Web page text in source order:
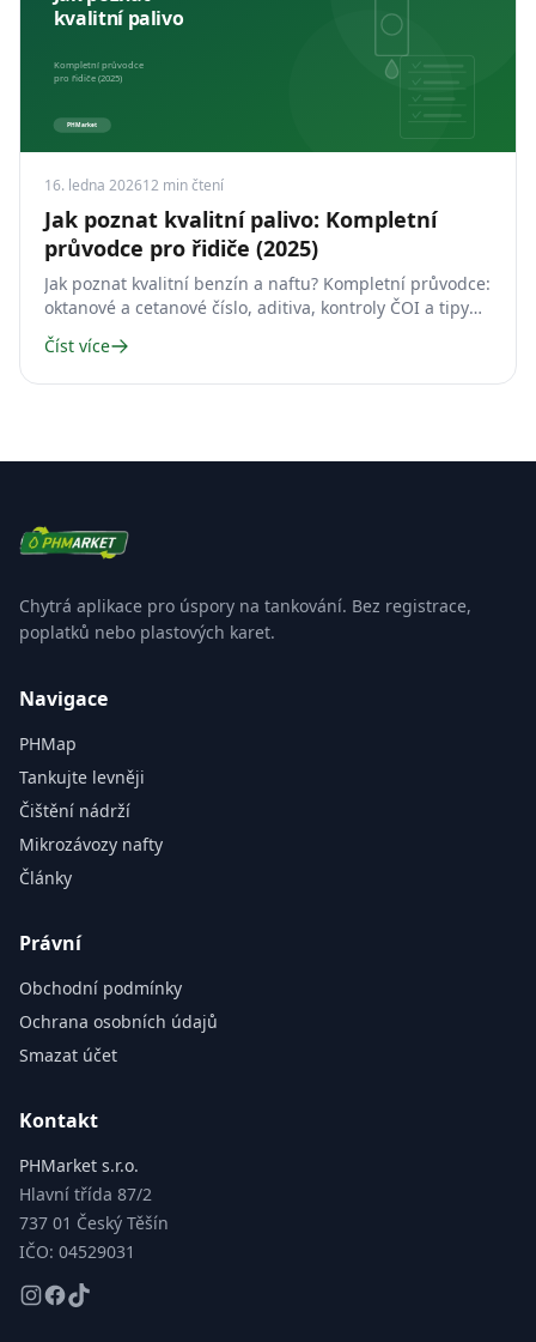
16. ledna 202612 min čtení
Jak poznat kvalitní palivo: Kompletní
průvodce pro řidiče (2025)
Jak poznat kvalitní benzín a naftu? Kompletní průvodce:
oktanové a cetanové číslo, aditiva, kontroly ČOI a tipy
pro řidiče.
Číst více
Chytrá aplikace pro úspory na tankování. Bez registrace,
poplatků nebo plastových karet.
Navigace
PHMap
Tankujte levněji
Čištění nádrží
Mikrozávozy nafty
Články
Právní
Obchodní podmínky
Ochrana osobních údajů
Smazat účet
Kontakt
PHMarket s.r.o.
Hlavní třída 87/2
737 01 Český Těšín
IČO: 04529031